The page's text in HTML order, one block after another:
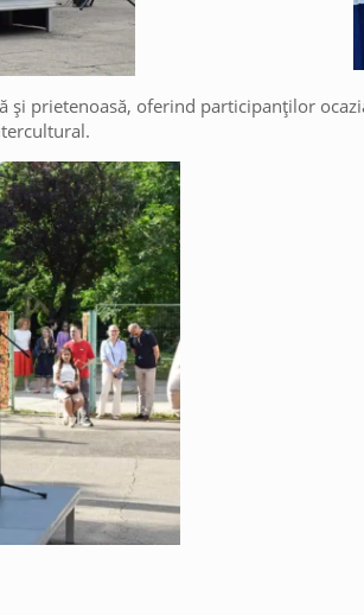
prietenoasă, oferind participanților